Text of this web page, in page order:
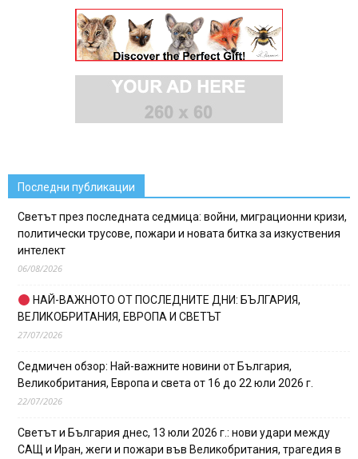
Последни публикации
Светът през последната седмица: войни, миграционни кризи,
политически трусове, пожари и новата битка за изкуствения
интелект
06/08/2026
НАЙ-ВАЖНОТО ОТ ПОСЛЕДНИТЕ ДНИ: БЪЛГАРИЯ,
ВЕЛИКОБРИТАНИЯ, ЕВРОПА И СВЕТЪТ
27/07/2026
Седмичен обзор: Най-важните новини от България,
Великобритания, Европа и света от 16 до 22 юли 2026 г.
22/07/2026
Светът и България днес, 13 юли 2026 г.: нови удари между
САЩ и Иран, жеги и пожари във Великобритания, трагедия в